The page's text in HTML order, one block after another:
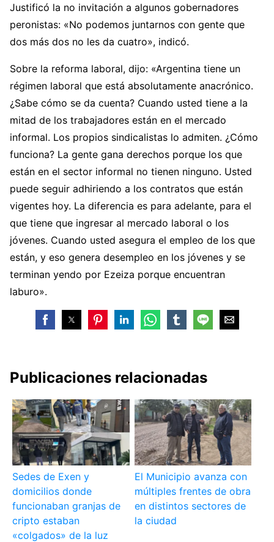
Justificó la no invitación a algunos gobernadores
peronistas: «No podemos juntarnos con gente que
dos más dos no les da cuatro», indicó.
Sobre la reforma laboral, dijo: «Argentina tiene un
régimen laboral que está absolutamente anacrónico.
¿Sabe cómo se da cuenta? Cuando usted tiene a la
mitad de los trabajadores están en el mercado
informal. Los propios sindicalistas lo admiten. ¿Cómo
funciona? La gente gana derechos porque los que
están en el sector informal no tienen ninguno. Usted
puede seguir adhiriendo a los contratos que están
vigentes hoy. La diferencia es para adelante, para el
que tiene que ingresar al mercado laboral o los
jóvenes. Cuando usted asegura el empleo de los que
están, y eso genera desempleo en los jóvenes y se
terminan yendo por Ezeiza porque encuentran
laburo».
Publicaciones relacionadas
Sedes de Exen y
domicilios donde
funcionaban granjas de
cripto estaban
«colgados» de la luz
El Municipio avanza con
múltiples frentes de obra
en distintos sectores de
la ciudad